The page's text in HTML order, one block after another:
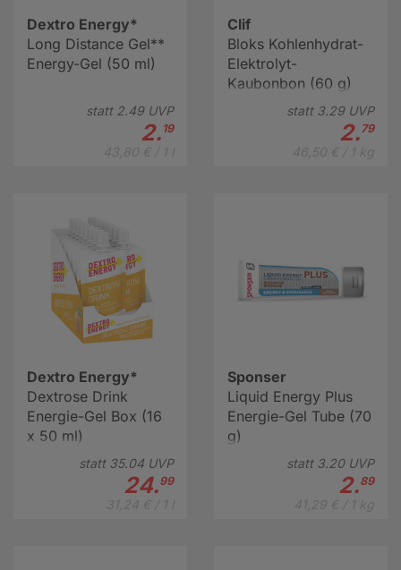
Dextro Energy*
Long Distance Gel**
Energy-Gel (50 ml)
statt 2.49UVP
2. 19
Clif
Bloks Kohlenhydrat-
Elektrolyt-
Kaubonbon (60 g)
statt 3.29UVP
2.79
Dextro Energy*
Dextrose Drink
Energie-Gel Box (16
x 50 ml)
statt 35.04 UVP
24.99
Sponser
Liquid Energy Plus
Energie-Gel Tube (70
g)
statt 3.20UVP
2.89